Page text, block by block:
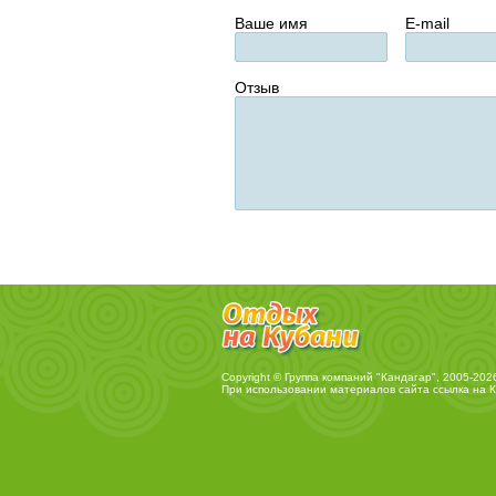
Ваше имя E-mail
Отзыв
Copyright © Группа компаний "Кандагар", 2005-
При использовании материалов сайта ссылка на